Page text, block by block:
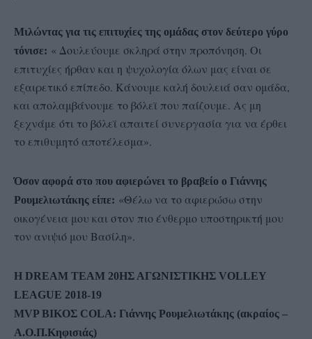
Μιλώντας για τις επιτυχίες της ομάδας στον δεύτερο γύρο
τόνισε: « Δουλεύουμε σκληρά στην προπόνηση. Οι
επιτυχίες ήρθαν και η ψυχολογία όλων μας είναι σε
εξαιρετικό επίπεδο. Κάνουμε καλή δουλειά σαν ομάδα,
και απολαμβάνουμε το βόλεϊ που παίζουμε. Ας μη
ξεχνάμε ότι το βόλεϊ απαιτεί συνεργασία για να έρθει
το επιθυμητό αποτέλεσμα».
Όσον αφορά στο που αφιερώνει το βραβείο ο Γιάννης
Ρουμελιωτάκης είπε: «Θέλω να το αφιερώσω στην
οικογένεια μου και στον πιο ένθερμο υποστηρικτή μου
τον ανιψιό μου Βασίλη».
Η DREAM TEAM 20HΣ ΑΓΩΝΙΣΤΙΚΗΣ VOLLEY
LEAGUE 2018-19
MVP ΒΙKOΣ COLA: Γιάννης Ρουμελιωτάκης (ακραίος –
Α.Ο.Π.Κηφισιάς)